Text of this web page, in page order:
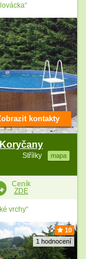
Střílky mapa
kontakty
Ceník
ZDE
vrchy“
10
1 hodnocení